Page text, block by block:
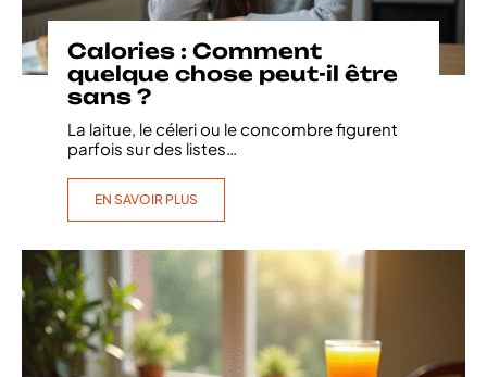
Calories : Comment
quelque chose peut-il être
sans ?
La laitue, le céleri ou le concombre figurent
parfois sur des listes…
EN SAVOIR PLUS